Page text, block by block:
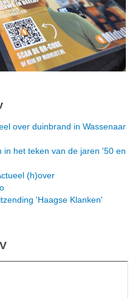
over duinbrand in Wassenaar
het teken van de jaren '50 en
(h)over
'Haagse Klanken'